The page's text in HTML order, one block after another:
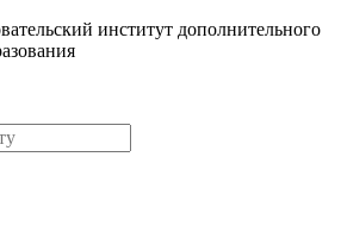
институт дополнительного